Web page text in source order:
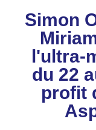
Simon
l'ultra-
du 22
profit